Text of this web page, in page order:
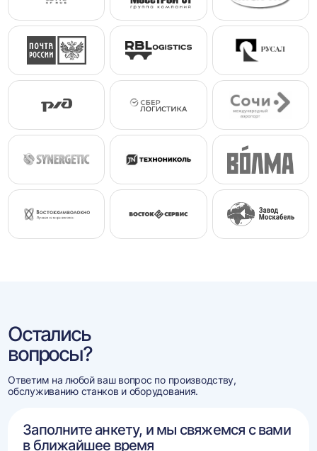
Остались
вопросы?
Ответим на любой ваш вопрос по производству,
обслуживанию станков и оборудования.
Заполните анкету, и мы свяжемся с вами
в ближайшее время